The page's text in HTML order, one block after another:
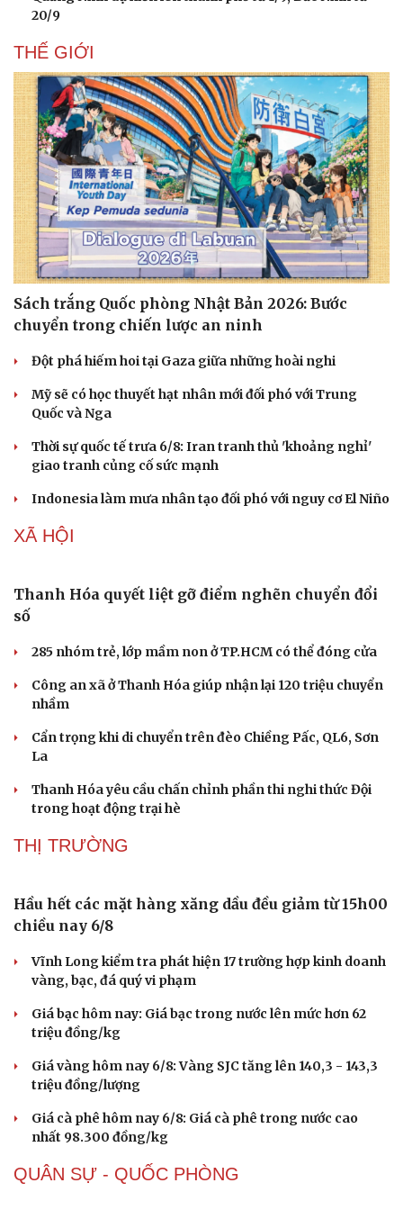
Doanh nghiệp
Thông tin doanh nghiệp
Doanh nhân
Công nghệ
Sành điệu
Trải nghiệm
20/9
THẾ GIỚI
Sách trắng Quốc phòng Nhật Bản 2026: Bước
chuyển trong chiến lược an ninh
Đột phá hiếm hoi tại Gaza giữa những hoài nghi
Mỹ sẽ có học thuyết hạt nhân mới đối phó với Trung
Quốc và Nga
Thời sự quốc tế trưa 6/8: Iran tranh thủ 'khoảng nghỉ'
giao tranh củng cố sức mạnh
Indonesia làm mưa nhân tạo đối phó với nguy cơ El Niño
XÃ HỘI
Thanh Hóa quyết liệt gỡ điểm nghẽn chuyển đổi
285 nhóm trẻ, lớp mầm non ở TP.HCM có thể đóng cửa
nhầm
Cẩn trọng khi di chuyển trên đèo Chiềng Pấc, QL6, Sơn
Thanh Hóa yêu cầu chấn chỉnh phần thi nghi thức Đội
THỊ TRƯỜNG